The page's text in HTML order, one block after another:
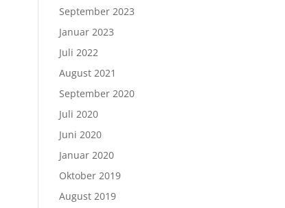
September 2023
Januar 2023
Juli 2022
August 2021
September 2020
Juli 2020
Juni 2020
Januar 2020
Oktober 2019
August 2019